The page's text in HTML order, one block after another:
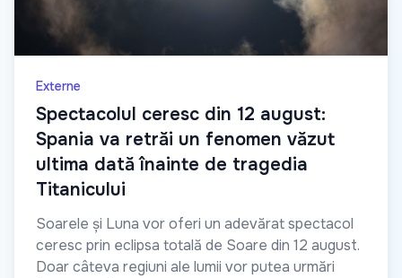
Externe
Spectacolul ceresc din 12 august:
Spania va retrăi un fenomen văzut
ultima dată înainte de tragedia
Titanicului
Soarele și Luna vor oferi un adevărat spectacol
ceresc prin eclipsa totală de Soare din 12 august.
Doar câteva regiuni ale lumii vor putea urmări